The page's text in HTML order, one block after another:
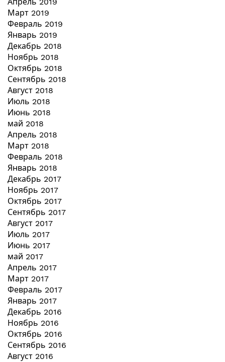
Апрель 2019
Март 2019
Февраль 2019
Январь 2019
Декабрь 2018
Ноябрь 2018
Октябрь 2018
Сентябрь 2018
Август 2018
Июль 2018
Июнь 2018
май 2018
Апрель 2018
Март 2018
Февраль 2018
Январь 2018
Декабрь 2017
Ноябрь 2017
Октябрь 2017
Сентябрь 2017
Август 2017
Июль 2017
Июнь 2017
май 2017
Апрель 2017
Март 2017
Февраль 2017
Январь 2017
Декабрь 2016
Ноябрь 2016
Октябрь 2016
Сентябрь 2016
Август 2016